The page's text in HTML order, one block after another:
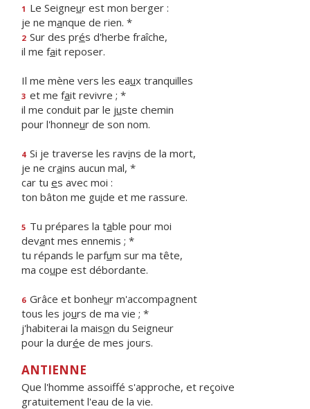
1 Le Seigneur est mon berger :
je ne manque de rien. *
2 Sur des prés d'herbe fraîche,
il me fait reposer.
Il me mène vers les eaux tranquilles
3 et me fait revivre ; *
il me conduit par le juste chemin
pour l'honneur de son nom.
4 Si je traverse les ravins de la mort,
je ne crains aucun mal, *
car tu es avec moi :
ton bâton me guide et me rassure.
5 Tu prépares la table pour moi
devant mes ennemis ; *
tu répands le parfum sur ma tête,
ma coupe est débordante.
6 Grâce et bonheur m'accompagnent
tous les jours de ma vie ; *
j'habiterai la maison du Seigneur
pour la durée de mes jours.
ANTIENNE
Que l'homme assoiffé s'approche, et reçoive
gratuitement l'eau de la vie.